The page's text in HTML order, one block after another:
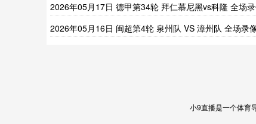
2026年05月17日 德甲第34轮 拜仁慕尼黑vs科隆 全场
2026年05月16日 闽超第4轮 泉州队 VS 漳州队 全场录
小9直播是一个体育